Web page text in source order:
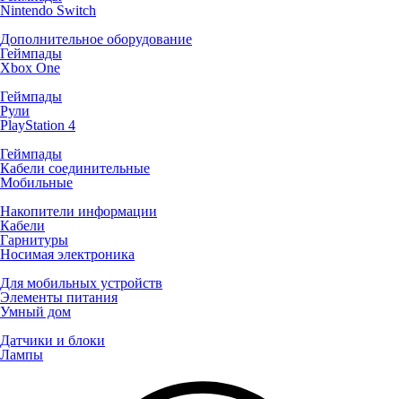
Nintendo Switch
Дополнительное оборудование
Геймпады
Xbox One
Геймпады
Рули
PlayStation 4
Геймпады
Кабели соединительные
Мобильные
Накопители информации
Кабели
Гарнитуры
Носимая электроника
Для мобильных устройств
Элементы питания
Умный дом
Датчики и блоки
Лампы